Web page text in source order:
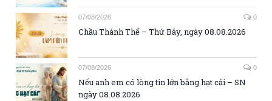
07/08/2026 0
Chầu Thánh Thể – Thứ Bảy, ngày 08.08.2026
07/08/2026 0
Nếu anh em có lòng tin lớn bằng hạt cải – SN
ngày 08.08.2026